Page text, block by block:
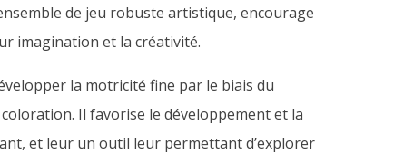
de jeu robuste artistique, encourage
imagination et la créativité.
la motricité fine par le biais du
Il favorise le développement et la
et leur un outil leur permettant d’explorer